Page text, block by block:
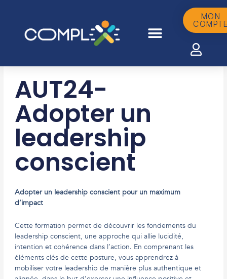
MON
AUT24-
Adopter un
leadership
conscient
Adopter un leadership conscient pour un maximum
d’impact
Cette formation permet de découvrir les fondements du
leadership conscient, une approche qui allie lucidité,
intention et cohérence dans l’action. En comprenant les
éléments clés de cette posture, vous apprendrez à
mobiliser votre leadership de manière plus authentique et